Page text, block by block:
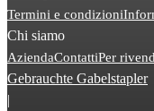
Termini e condizioni
Chi siamo
AziendaContattiPer
Gebrauchte Gabelstapler
|